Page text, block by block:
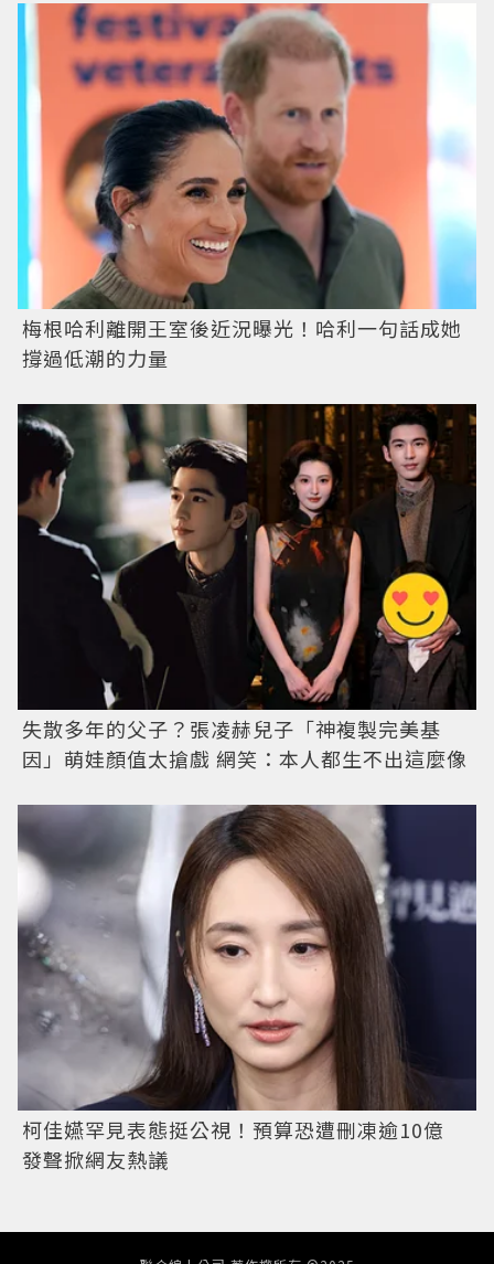
梅根哈利離開王室後近況曝光！哈利一句話成她
撐過低潮的力量
失散多年的父子？張凌赫兒子「神複製完美基
因」萌娃顏值太搶戲 網笑：本人都生不出這麼像
柯佳嬿罕見表態挺公視！預算恐遭刪凍逾10億
發聲掀網友熱議